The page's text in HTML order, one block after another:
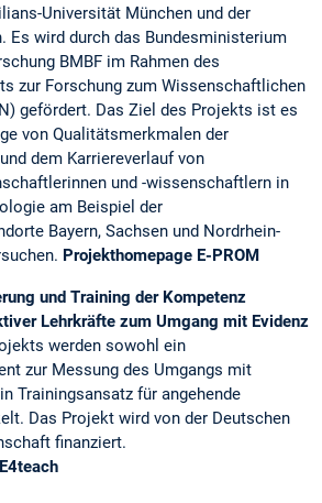
Universität München und der
Es wird durch das Bundesministerium
BMBF im Rahmen des
zur Forschung zum Wissenschaftlichen
gefördert. Das Ziel des Projekts ist es
von Qualitätsmerkmalen der
dem Karriereverlauf von
und -wissenschaftlern in
am Beispiel der
Bayern, Sachsen und Nordrhein-
Projekthomepage E-PROM
und Training der Kompetenz
Lehrkräfte zum Umgang mit Evidenz
werden sowohl ein
zur Messung des Umgangs mit
Trainingsansatz für angehende
Das Projekt wird von der Deutschen
finanziert.